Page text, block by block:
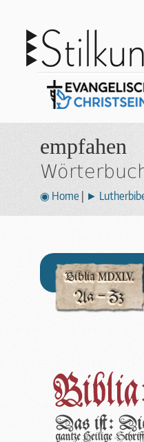
empfahen
◉ Home ►